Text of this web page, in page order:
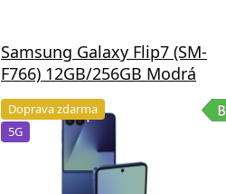
Samsung Galaxy Flip7 (SM-
F766) 12GB/256GB Modrá
Doprava zdarma
5G